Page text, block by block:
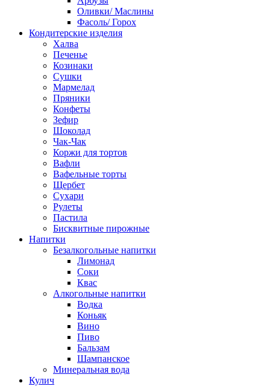
Оливки/ Маслины
Фасоль/ Горох
Кондитерские изделия
Халва
Печенье
Козинаки
Сушки
Мармелад
Пряники
Конфеты
Зефир
Шоколад
Чак-Чак
Коржи для тортов
Вафли
Вафельные торты
Щербет
Сухари
Рулеты
Пастила
Бисквитные пирожные
Напитки
Безалкогольные напитки
Лимонад
Соки
Квас
Алкогольные напитки
Водка
Коньяк
Вино
Пиво
Бальзам
Шампанское
Минеральная вода
Кулич